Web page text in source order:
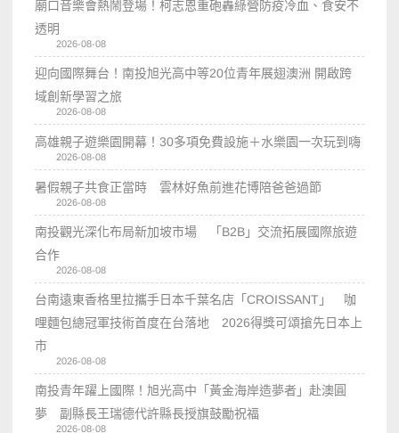
廟口音樂會熱鬧登場！柯志恩重砲轟綠營防疫冷血、食安不
透明
2026-08-08
迎向國際舞台！南投旭光高中等20位青年展翅澳洲 開啟跨
域創新學習之旅
2026-08-08
高雄親子遊樂園開幕！30多項免費設施＋水樂園一次玩到嗨
2026-08-08
暑假親子共食正當時 雲林好魚前進花博陪爸爸過節
2026-08-08
南投觀光深化布局新加坡市場 「B2B」交流拓展國際旅遊
合作
2026-08-08
台南遠東香格里拉攜手日本千葉名店「CROISSANT」 咖
哩麵包總冠軍技術首度在台落地 2026得獎可頌搶先日本上
市
2026-08-08
南投青年躍上國際！旭光高中「黃金海岸造夢者」赴澳圓
夢 副縣長王瑞德代許縣長授旗鼓勵祝福
2026-08-08